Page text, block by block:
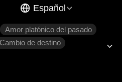
Español
Amor platónico del pasado
Cambio de destino